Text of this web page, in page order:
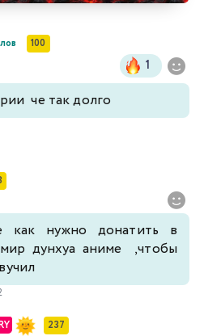
100
1
че так долго
как нужно донатить в
дунхуа аниме ,чтобы
237